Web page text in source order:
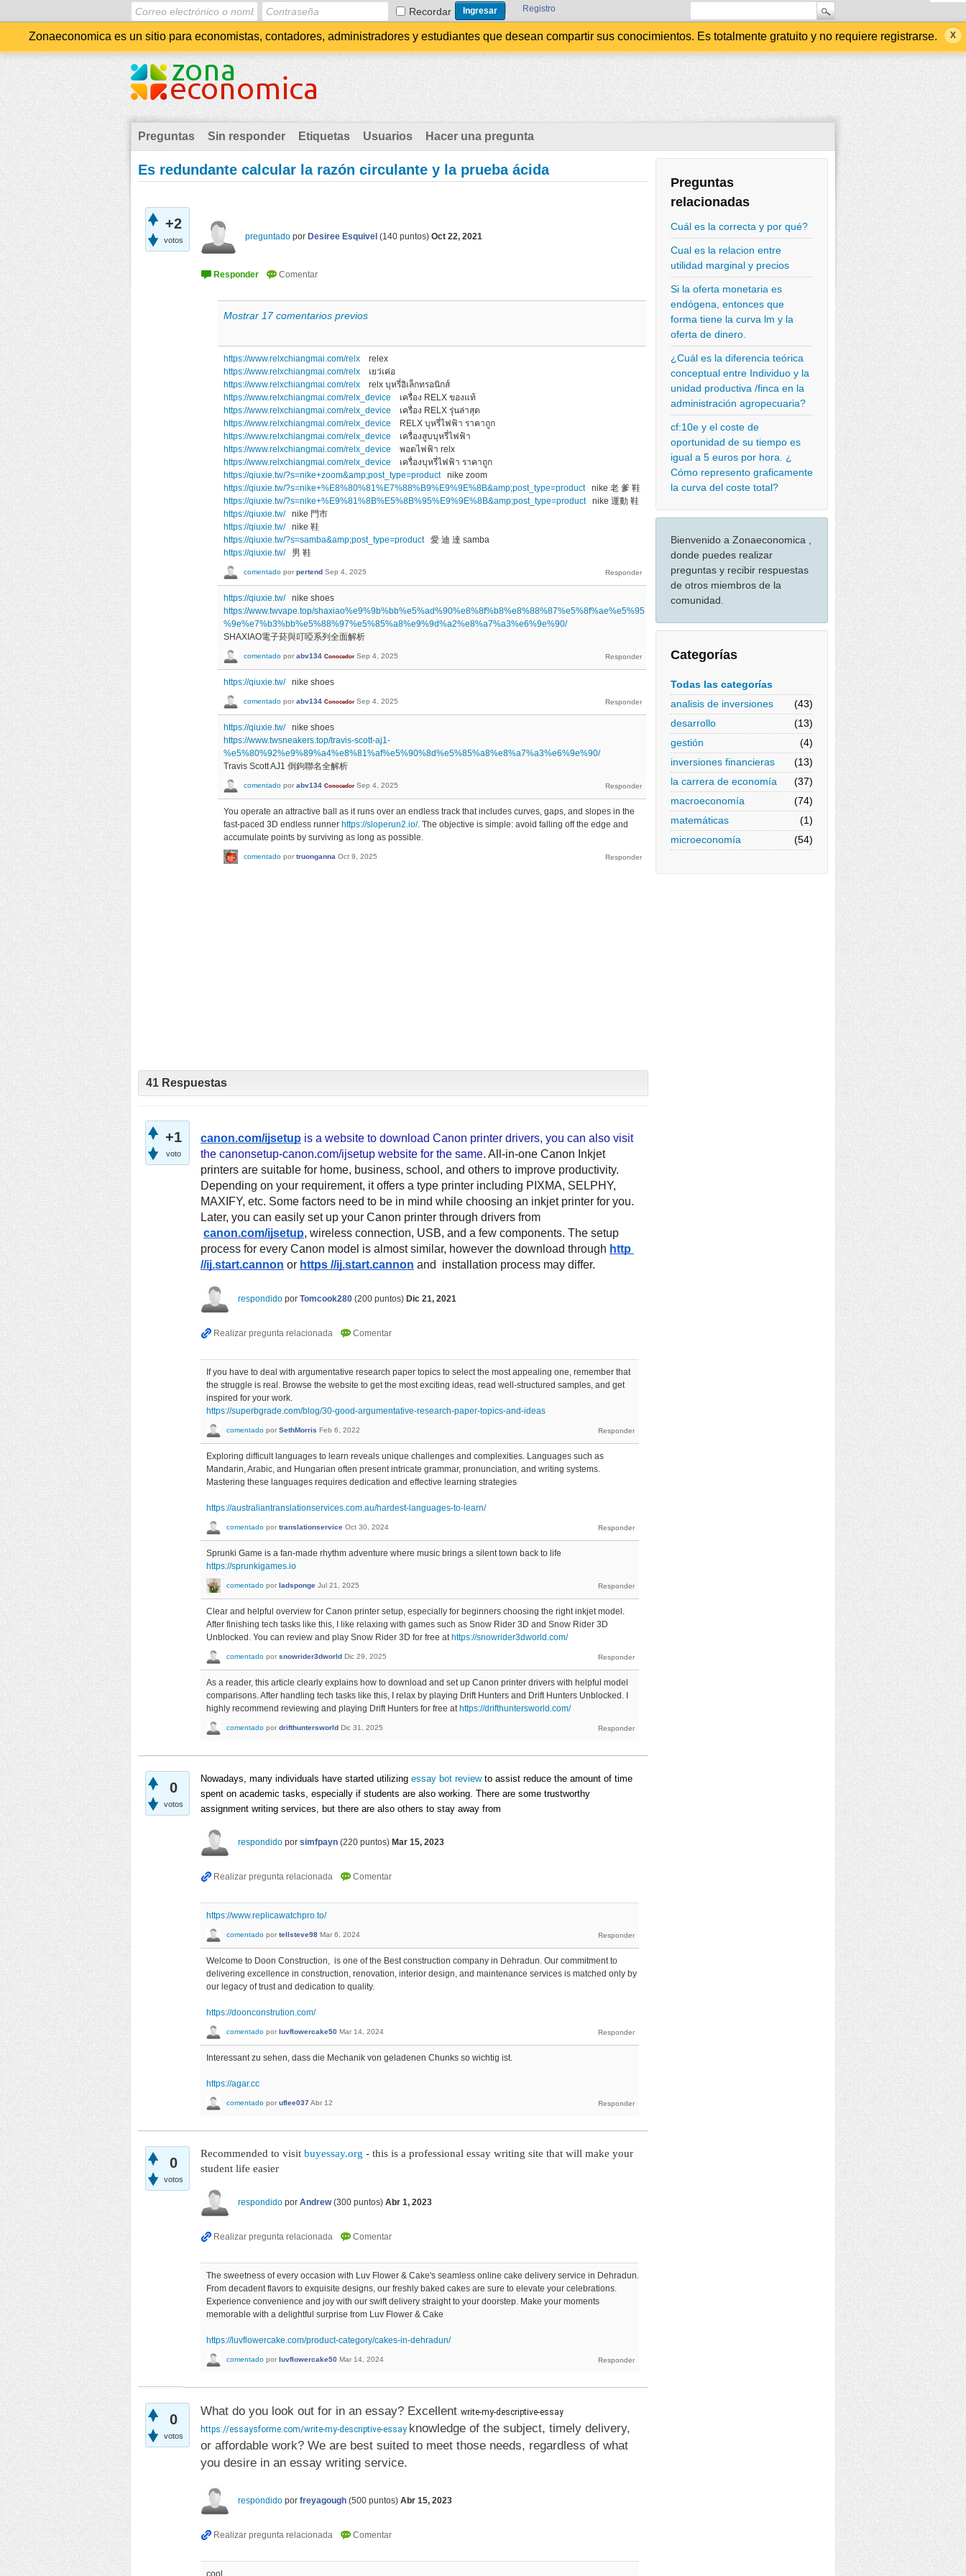
Recordar Registro
Zonaeconomica es un sitio para economistas, contadores, administradores y estudiantes que desean compartir sus conocimientos. Es totalmente gratuito y no requiere registrarse.
Preguntas Sin responder Etiquetas Usuarios Hacer una pregunta
Preguntas
relacionadas
Cuál es la correcta y por qué?
Cual es la relacion entre
utilidad marginal y precios
Si la oferta monetaria es
endógena, entonces que
forma tiene la curva lm y la
oferta de dinero.
¿Cuál es la diferencia teórica
conceptual entre Individuo y la
unidad productiva /finca en la
administración agropecuaria?
cf:10e y el coste de
oportunidad de su tiempo es
igual a 5 euros por hora. ¿
Cómo represento graficamente
la curva del coste total?
Bienvenido a Zonaeconomica ,
donde puedes realizar
preguntas y recibir respuestas
de otros miembros de la
comunidad.
Categorías
Todas las categorías
analisis de inversiones
(43)
desarrollo
(13)
gestión
(4)
inversiones financieras
(13)
la carrera de economía
(37)
macroeconomía
(74)
matemáticas
(1)
microeconomía
(54)
Es redundante calcular la razón circulante y la prueba ácida
+2
votos preguntado por Desiree Esquivel (140 puntos) Oct 22, 2021
Mostrar 17 comentarios previos
https://www.relxchiangmai.com/relx
relex
https://www.relxchiangmai.com/relx
เยว่เค่อ
https://www.relxchiangmai.com/relx
relx บุหรี่อิเล็กทรอนิกส์
https://www.relxchiangmai.com/relx_device
เครื่อง RELX ของแท้
https://www.relxchiangmai.com/relx_device
เครื่อง RELX รุ่นล่าสุด
https://www.relxchiangmai.com/relx_device
RELX บุหรี่ไฟฟ้า ราคาถูก
https://www.relxchiangmai.com/relx_device
เครื่องสูบบุหรี่ไฟฟ้า
https://www.relxchiangmai.com/relx_device
พอตไฟฟ้า relx
https://www.relxchiangmai.com/relx_device
เครื่องบุหรี่ไฟฟ้า ราคาถูก
https://qiuxie.tw/?s=nike+zoom&amp;post_type=productnike zoom
https://qiuxie.tw/?s=nike+%E8%80%81%E7%88%B9%E9%9E%8B&amp;post_type=productnike 老 爹 鞋
https://qiuxie.tw/?s=nike+%E9%81%8B%E5%8B%95%E9%9E%8B&amp;post_type=productnike 運動 鞋
https://qiuxie.tw/nike 門市
https://qiuxie.tw/nike 鞋
https://qiuxie.tw/?s=samba&amp;post_type=product愛 迪 達 samba
https://qiuxie.tw/男 鞋
comentado por pertend Sep 4, 2025
https://qiuxie.tw/nike shoes
https://www.twvape.top/shaxiao%e9%9b%bb%e5%ad%90%e8%8f%b8%e8%88%87%e5%8f%ae%e5%95
%9e%e7%b3%bb%e5%88%97%e5%85%a8%e9%9d%a2%e8%a7%a3%e6%9e%90/
SHAXIAO電子菸與叮啞系列全面解析
comentado por abv134 Conocedor Sep 4, 2025
https://qiuxie.tw/nike shoes
comentado por abv134 Conocedor Sep 4, 2025
https://qiuxie.tw/nike shoes
https://www.twsneakers.top/travis-scott-aj1-
%e5%80%92%e9%89%a4%e8%81%af%e5%90%8d%e5%85%a8%e8%a7%a3%e6%9e%90/
Travis Scott AJ1 倒鉤聯名全解析
comentado por abv134 Conocedor Sep 4, 2025
You operate an attractive ball as it runs over an endless track that includes curves, gaps, and slopes in the
fast-paced 3D endless runner https://sloperun2.io/. The objective is simple: avoid falling off the edge and
accumulate points by surviving as long as possible.
comentado por truonganna Oct 9, 2025
41 Respuestas
+1
voto
canon.com/ijsetup is a website to download Canon printer drivers, you can also visit
the canonsetup-canon.com/ijsetup website for the same. All-in-one Canon Inkjet
printers are suitable for home, business, school, and others to improve productivity.
Depending on your requirement, it offers a type printer including PIXMA, SELPHY,
MAXIFY, etc. Some factors need to be in mind while choosing an inkjet printer for you.
Later, you can easily set up your Canon printer through drivers from
canon.com/ijsetup, wireless connection, USB, and a few components. The setup
process for every Canon model is almost similar, however the download through http
//ij.start.cannon or https //ij.start.cannon and  installation process may differ.
respondido por Tomcook280 (200 puntos) Dic 21, 2021
If you have to deal with argumentative research paper topics to select the most appealing one, remember that
the struggle is real. Browse the website to get the most exciting ideas, read well-structured samples, and get
inspired for your work.
https://superbgrade.com/blog/30-good-argumentative-research-paper-topics-and-ideas
comentado por SethMorris Feb 6, 2022
Exploring difficult languages to learn reveals unique challenges and complexities. Languages such as
Mandarin, Arabic, and Hungarian often present intricate grammar, pronunciation, and writing systems.
Mastering these languages requires dedication and effective learning strategies
https://australiantranslationservices.com.au/hardest-languages-to-learn/
comentado por translationservice Oct 30, 2024
Sprunki Game is a fan-made rhythm adventure where music brings a silent town back to life
https://sprunkigames.io
comentado por ladsponge Jul 21, 2025
Clear and helpful overview for Canon printer setup, especially for beginners choosing the right inkjet model.
After finishing tech tasks like this, I like relaxing with games such as Snow Rider 3D and Snow Rider 3D
Unblocked. You can review and play Snow Rider 3D for free at https://snowrider3dworld.com/
comentado por snowrider3dworld Dic 29, 2025
As a reader, this article clearly explains how to download and set up Canon printer drivers with helpful model
comparisons. After handling tech tasks like this, I relax by playing Drift Hunters and Drift Hunters Unblocked. I
highly recommend reviewing and playing Drift Hunters for free at https://drifthuntersworld.com/
comentado por drifthuntersworld Dic 31, 2025
0
votos
Nowadays, many individuals have started utilizing essay bot reviewto assist reduce the amount of time
spent on academic tasks, especially if students are also working. There are some trustworthy
assignment writing services, but there are also others to stay away from
respondido por simfpayn (220 puntos) Mar 15, 2023
https://www.replicawatchpro.to/
comentado por tellsteve98 Mar 6, 2024
Welcome to Doon Construction, is one of the Best construction company in Dehradun. Our commitment to
delivering excellence in construction, renovation, interior design, and maintenance services is matched only by
our legacy of trust and dedication to quality.
https://doonconstrution.com/
comentado por luvflowercake50 Mar 14, 2024
Interessant zu sehen, dass die Mechanik von geladenen Chunks so wichtig ist.
https://agar.cc
comentado por uflee037Abr 12
0
votos
Recommended to visit buyessay.org - this is a professional essay writing site that will make your
student life easier
respondido por Andrew (300 puntos) Abr 1, 2023
The sweetness of every occasion with Luv Flower & Cake's seamless online cake delivery service in Dehradun.
From decadent flavors to exquisite designs, our freshly baked cakes are sure to elevate your celebrations.
Experience convenience and joy with our swift delivery straight to your doorstep. Make your moments
memorable with a delightful surprise from Luv Flower & Cake
https://luvflowercake.com/product-category/cakes-in-dehradun/
comentado por luvflowercake50 Mar 14, 2024
0
votos
What do you look out for in an essay? Excellent
https://essaysforme.com/write-my-descriptive-essay knowledge of the subject, timely delivery,
or affordable work? We are best suited to meet those needs, regardless of what
you desire in an essay writing service.
respondido por freyagough (500 puntos) Abr 15, 2023
cool